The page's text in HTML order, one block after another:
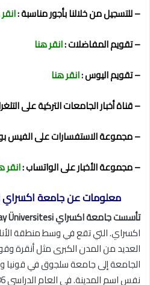
– للتسجيل من خلالنا بأجور مناسبة :
– تقويم المفاضلات :انقر هنا
– تقويم اليوس :انقر هنا
– قناة أخبار الجامعات التركية على
– مجموعة الاستفسارات على الفيس
– مجموعة الأخبار على الواتساب :انقر
معلومات عن جامعة اكسراي Aksaray Üniversitesi :
تأسست جامعة اكسراي Aksaray Üniversitesi في عام 2006
اكسراي. التي تقع في وسط منطقة
العديد من المدن الكبرى مثل أنقرة
الجامعة إلى جامعة سلجوق في قونيا